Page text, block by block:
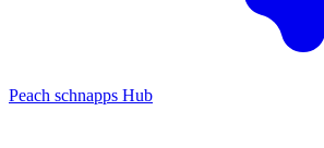
Peach schnapps Hub